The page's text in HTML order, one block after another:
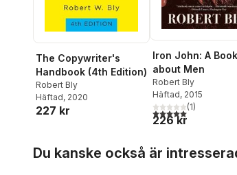
The Copywriter's
Handbook (4th Edition)
Robert Bly
Häftad, 2020
227 kr
Iron John: A Book
about Men
Robert Bly
Häftad, 2015
5,0utav 5 stjärnor.
(1)
226 kr
Du kanske också är